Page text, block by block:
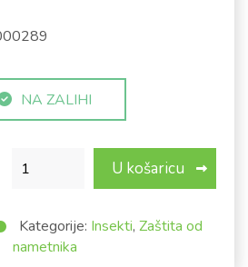
NA ZALIHI
Insekticid protiv nametnika ATOKS
U košaricu
Kategorije: Insekti, Zaštita od
nametnika